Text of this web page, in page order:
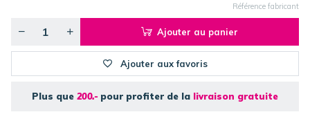
Référence fabricant
Ajouter au panier
Ajouter aux favoris
Plus que 200.- pour profiter de la livraison gratuite